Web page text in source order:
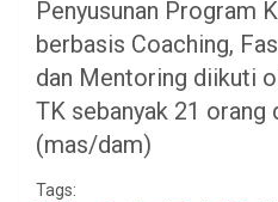
Penyusunan Program
berbasis Coaching,
dan Mentoring diikuti
TK sebanyak 21 orang
(mas/dam)
Tags: